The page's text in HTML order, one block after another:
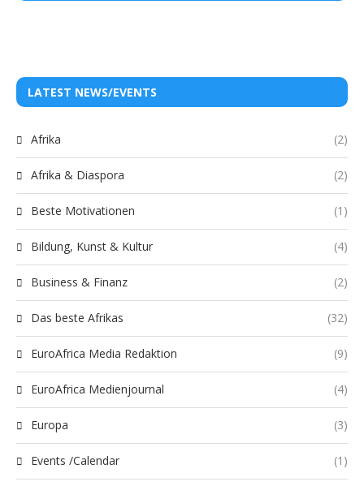
LATEST NEWS/EVENTS
Afrika (2)
Afrika & Diaspora (2)
Beste Motivationen (1)
Bildung, Kunst & Kultur (4)
Business & Finanz (2)
Das beste Afrikas (32)
EuroAfrica Media Redaktion (9)
EuroAfrica Medienjournal (4)
Europa (3)
Events /Calendar (1)